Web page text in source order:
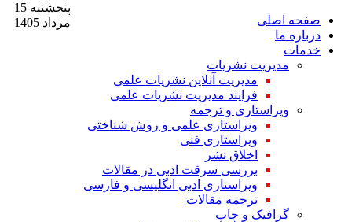
صفحه اصلی
درباره ما
خدمات
مدیریت نشریات
مدیریت آنلاین نشریات علمی
فرایند مدیریت نشریات علمی
ویراستاری و ترجمه
ویراستاری علمی و روش شناختی
ویراستاری فنی
اخلاق نشر
بررسی سرقت ادبی در مقالات
ویراستاری ادبی انگلیسی و فارسی
ترجمه مقالات
گرافیک و چاپ
پنجشنبه 15
مرداد 1405